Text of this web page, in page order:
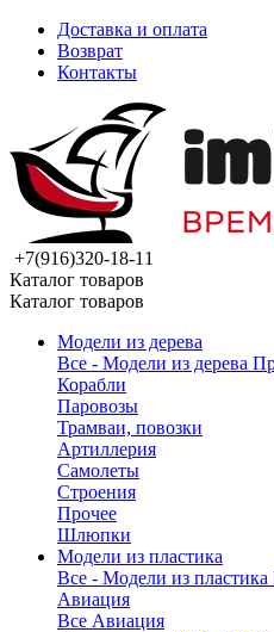
Доставка и оплата
Возврат
Контакты
+7(916)320-18-11
Каталог товаров
Каталог товаров
Модели из дерева
Все - Модели из дерева
Корабли
Паровозы
Трамваи, повозки
Артиллерия
Самолеты
Строения
Прочее
Шлюпки
Модели из пластика
Все - Модели из пластика
Авиация
Все Авиация